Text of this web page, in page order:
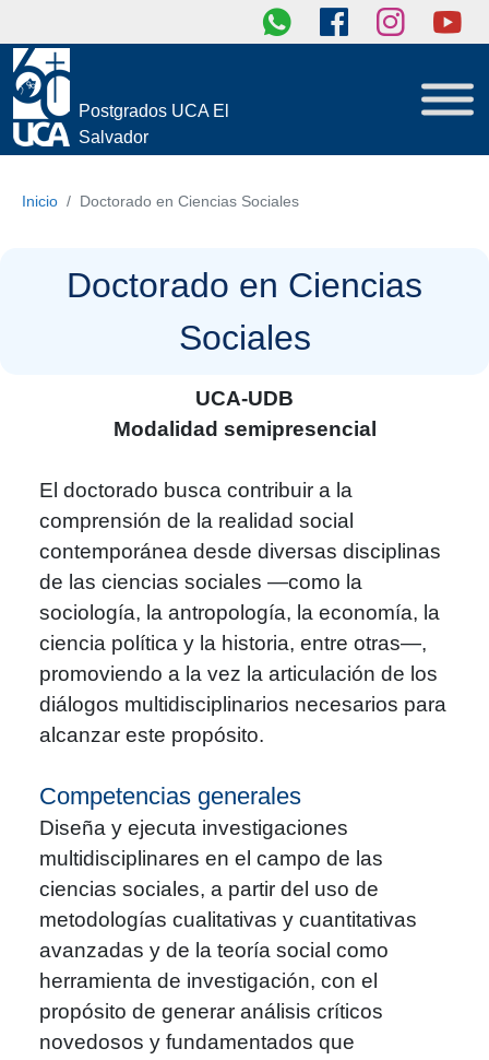
Postgrados UCA El
Salvador
Inicio Doctorado en Ciencias Sociales
Doctorado en Ciencias
Sociales
UCA-UDB
Modalidad semipresencial
El doctorado busca contribuir a la
comprensión de la realidad social
contemporánea desde diversas disciplinas
de las ciencias sociales —como la
sociología, la antropología, la economía, la
ciencia política y la historia, entre otras—,
promoviendo a la vez la articulación de los
diálogos multidisciplinarios necesarios para
alcanzar este propósito.
Competencias generales
Diseña y ejecuta investigaciones
multidisciplinares en el campo de las
ciencias sociales, a partir del uso de
metodologías cualitativas y cuantitativas
avanzadas y de la teoría social como
herramienta de investigación, con el
propósito de generar análisis críticos
novedosos y fundamentados que